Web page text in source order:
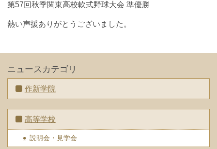
第57回秋季関東高校軟式野球大会 準優勝
熱い声援ありがとうございました。
ニュースカテゴリ
作新学院
高等学校
説明会・見学会